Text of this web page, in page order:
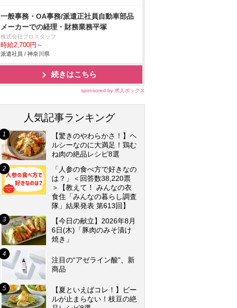
一般事務・OA事務/派遣正社員自動車部品
メーカーでの経理・財務業務平塚
株式会社プロスタッフ
時給2,700円～
派遣社員 / 神奈川県
続きはこちら
sponsored by 求人ボックス
人気記事ランキング
【驚きのやわらかさ！】ヘ
ルシーなのに大満足！鶏む
ね肉の絶品レシピ8選
「人参の食べ方で好きなの
は？」＜回答数38,220票
＞【教えて！ みんなの衣
食住「みんなの暮らし調査
隊」結果発表 第613回】
【今日の献立】2026年8月
6日(木)「豚肉のみそ漬け
焼き」
注目の“アゼライン酸”、新
商品
【夏といえばコレ！】ビー
ルが止まらない！枝豆の絶